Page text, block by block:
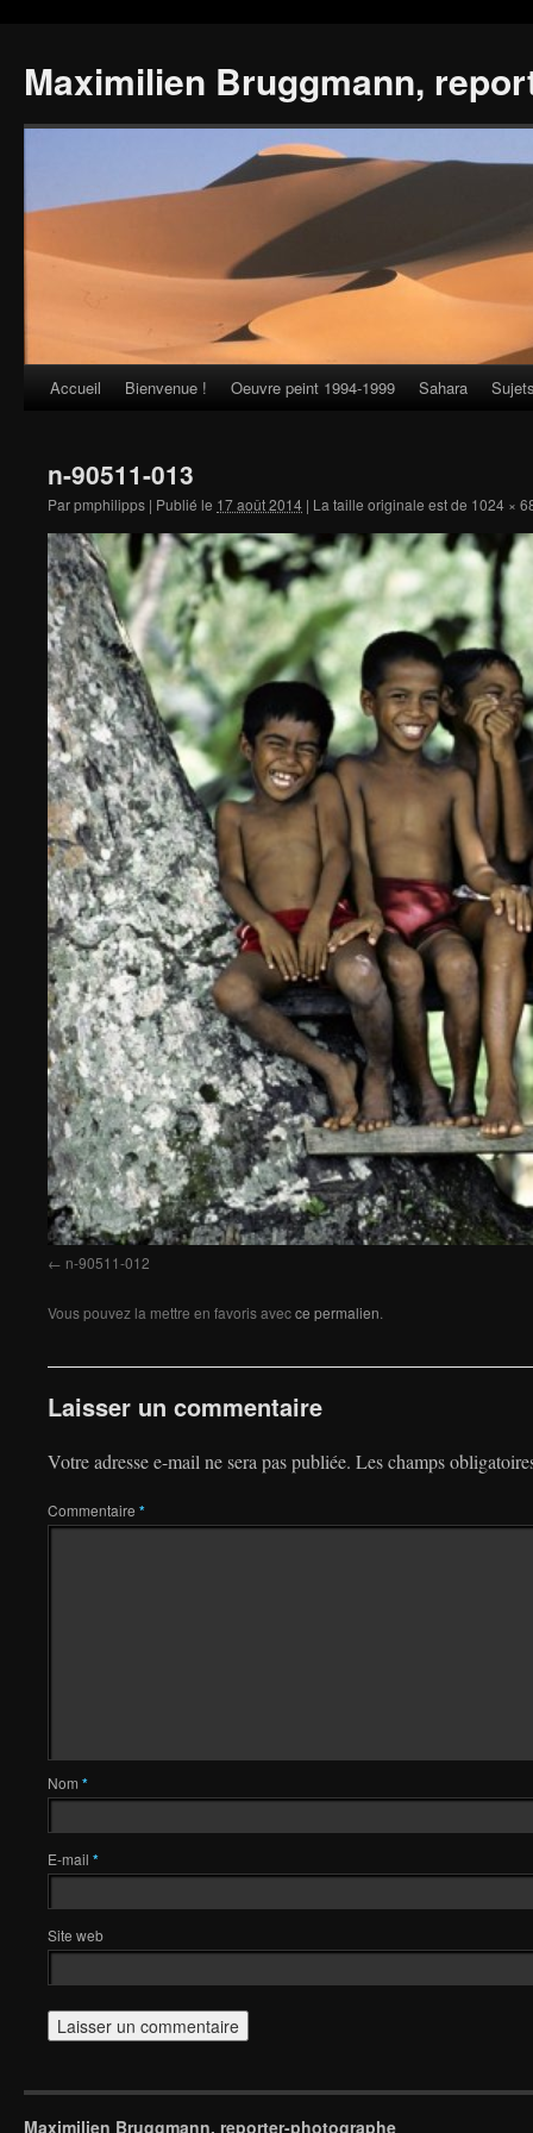
Maximilien Bruggmann,
Skip
content
Accueil Bienvenue ! Oeuvre peint 1994-1999 Sahara
n-90511-013
Parpmphilipps | Publié le 17 août 2014 | La taille originale est de 1024 ×
n-90511-012
Vous pouvez la mettre en favoris avecce permalien.
Laisser un commentaire
Votre adresse e-mail ne sera pas publiée. Les champs
Commentaire *
Nom *
E-mail *
Site web
Maximilien Bruggmann, reporter-photographe